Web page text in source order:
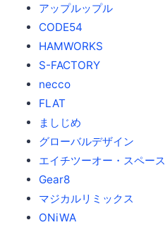
アップルップル
CODE54
HAMWORKS
S-FACTORY
necco
FLAT
ましじめ
グローバルデザイン
エイチツーオー・スペース
Gear8
マジカルリミックス
ONiWA